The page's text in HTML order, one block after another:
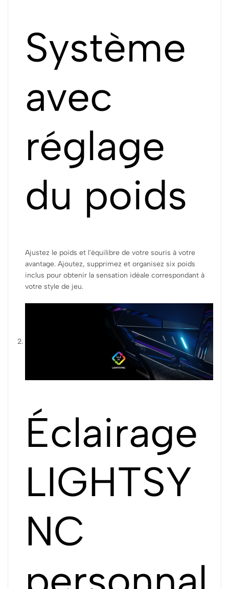
Système
avec
réglage
du poids
Ajustez le poids et l'équilibre de votre souris à votre
avantage. Ajoutez, supprimez et organisez six poids
inclus pour obtenir la sensation idéale correspondant à
votre style de jeu.
Éclairage
LIGHTSY
NC